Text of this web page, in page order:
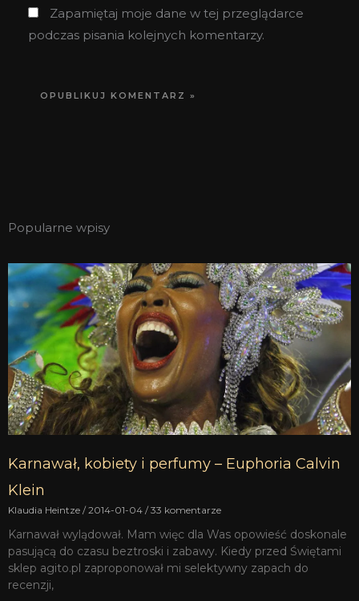
Zapamiętaj moje dane w tej przeglądarce
podczas pisania kolejnych komentarzy.
Popularne wpisy
Karnawał, kobiety i perfumy – Euphoria Calvin
Klein
Klaudia Heintze 2014-01-04 33 komentarze
Karnawał wylądował. Mam więc dla Was opowieść doskonale
pasującą do czasu beztroski i zabawy. Kiedy przed Świętami
sklep agito.pl zaproponował mi selektywny zapach do
recenzji,